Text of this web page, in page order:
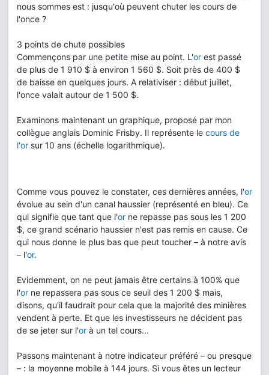
nous sommes est : jusqu'où peuvent chuter les cours de
l'once ?
3 points de chute possibles
Commençons par une petite mise au point. L'or est passé
de plus de 1 910 $ à environ 1 560 $. Soit près de 400 $
de baisse en quelques jours. A relativiser : début juillet,
l'once valait autour de 1 500 $.
Examinons maintenant un graphique, proposé par mon
collègue anglais Dominic Frisby. Il représente le cours de
l'or sur 10 ans (échelle logarithmique).
Comme vous pouvez le constater, ces dernières années, l'or
évolue au sein d'un canal haussier (représenté en bleu). Ce
qui signifie que tant que l'or ne repasse pas sous les 1 200
$, ce grand scénario haussier n'est pas remis en cause. Ce
qui nous donne le plus bas que peut toucher – à notre avis
– l'or.
Evidemment, on ne peut jamais être certains à 100% que
l'or ne repassera pas sous ce seuil des 1 200 $ mais,
disons, qu'il faudrait pour cela que la majorité des minières
vendent à perte. Et que les investisseurs ne décident pas
de se jeter sur l'or à un tel cours...
Passons maintenant à notre indicateur préféré – ou presque
– : la moyenne mobile à 144 jours. Si vous êtes un lecteur